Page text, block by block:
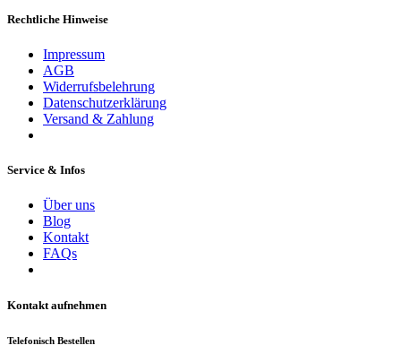
Rechtliche Hinweise
Impressum
AGB
Widerrufsbelehrung
Datenschutzerklärung
Versand & Zahlung
Service & Infos
Über uns
Blog
Kontakt
FAQs
Kontakt aufnehmen
Telefonisch Bestellen